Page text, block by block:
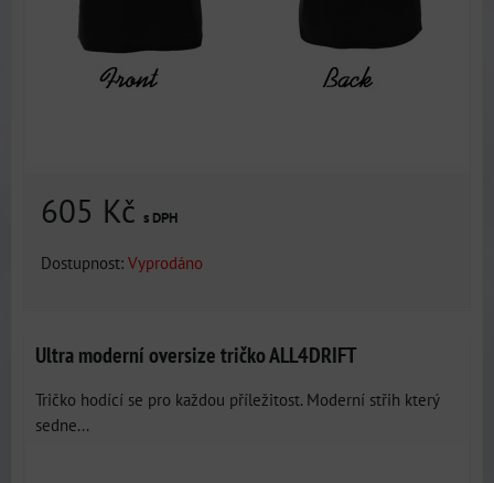
605 Kč s DPH
Dostupnost: Vyprodáno
Ultra moderní oversize tričko ALL4DRIFT
Tričko hodící se pro každou příležitost. Moderní střih který
sedne...